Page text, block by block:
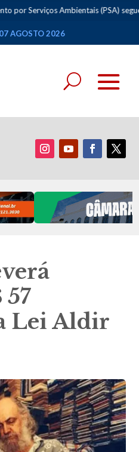
Ambientais (PSA) segue
AGOSTO 2026
57
Lei Aldir